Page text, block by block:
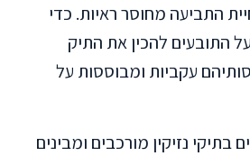
התביעה מחוסר ראיות. כדי
התובעים להכין את התיק
עקביות ומבוססות על
נזיקין מורכבים ומבינים